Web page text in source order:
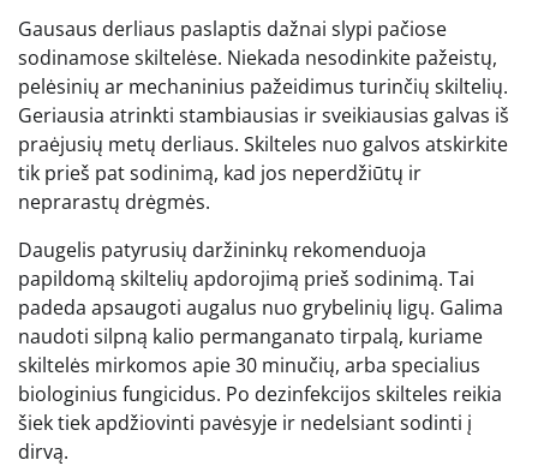
Gausaus derliaus paslaptis dažnai slypi pačiose
sodinamose skiltelėse. Niekada nesodinkite pažeistų,
pelėsinių ar mechaninius pažeidimus turinčių skiltelių.
Geriausia atrinkti stambiausias ir sveikiausias galvas iš
praėjusių metų derliaus. Skilteles nuo galvos atskirkite
tik prieš pat sodinimą, kad jos neperdžiūtų ir
neprarastų drėgmės.
Daugelis patyrusių daržininkų rekomenduoja
papildomą skiltelių apdorojimą prieš sodinimą. Tai
padeda apsaugoti augalus nuo grybelinių ligų. Galima
naudoti silpną kalio permanganato tirpalą, kuriame
skiltelės mirkomos apie 30 minučių, arba specialius
biologinius fungicidus. Po dezinfekcijos skilteles reikia
šiek tiek apdžiovinti pavėsyje ir nedelsiant sodinti į
dirvą.